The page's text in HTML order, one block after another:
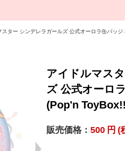
シャイン‼
咲学園スクールアイドル同好会
ター シンデレラガールズ 公式オーロラ缶バッジ
アイドルマス
ズ 公式オーロ
(Pop'n
販売価格： 500 円 (